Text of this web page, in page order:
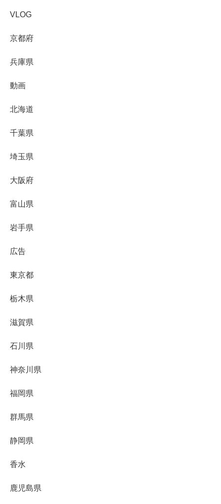
VLOG
京都府
兵庫県
動画
北海道
千葉県
埼玉県
大阪府
富山県
岩手県
広告
東京都
栃木県
滋賀県
石川県
神奈川県
福岡県
群馬県
静岡県
香水
鹿児島県